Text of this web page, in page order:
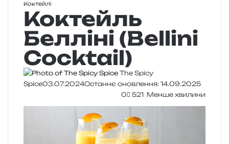
Коктейлі
Коктейль
Белліні (Bellini
Cocktail)
The Spicy
Spice03.07.2024Останнє оновлення: 14.09.2025
0
521 Менше хвилини